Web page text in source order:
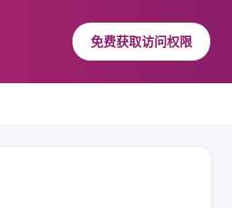
免费获取访问权限